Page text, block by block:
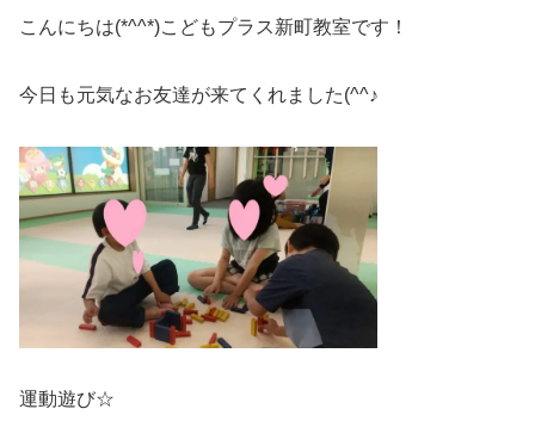
こんにちは(*^^*)こどもプラス新町教室です！
今日も元気なお友達が来てくれました(^^♪
運動遊び☆